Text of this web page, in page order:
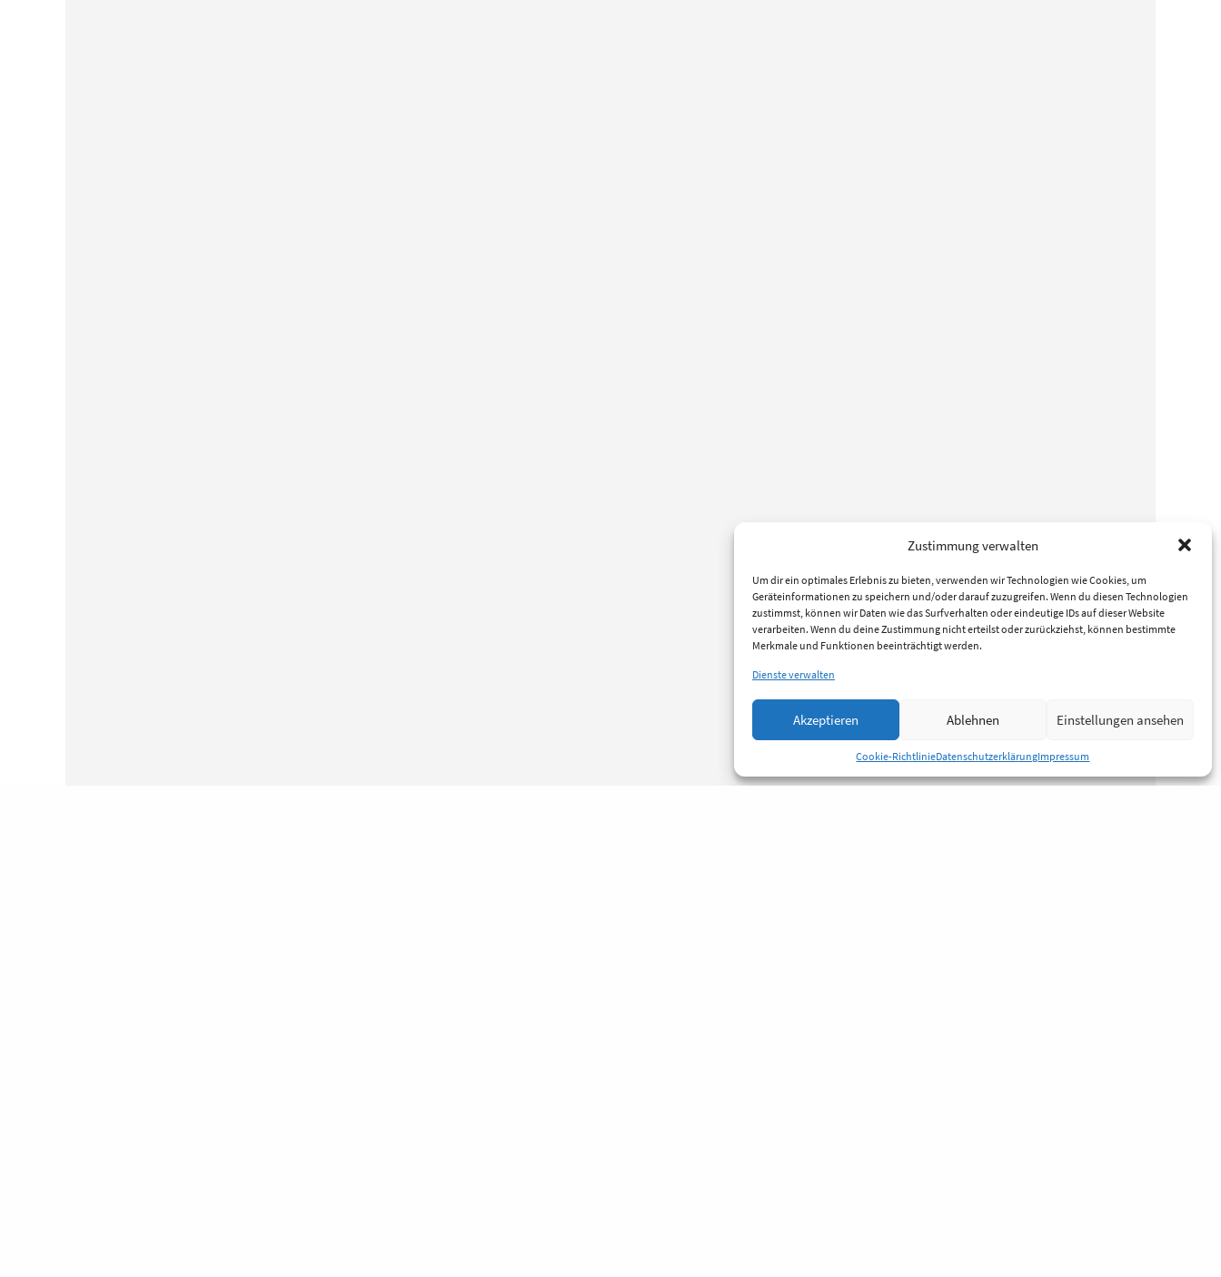
Zustimmung verwalten
Um dir ein optimales Erlebnis zu bieten, verwenden wir Technologien wie Cookies, um
Geräteinformationen zu speichern und/oder darauf zuzugreifen. Wenn du diesen Technologien
zustimmst, können wir Daten wie das Surfverhalten oder eindeutige IDs auf dieser Website
verarbeiten. Wenn du deine Zustimmung nicht erteilst oder zurückziehst, können bestimmte
Merkmale und Funktionen beeinträchtigt werden.
Dienste verwalten
Akzeptieren Ablehnen Einstellungen ansehen
Cookie-RichtlinieDatenschutzerklärungImpressum